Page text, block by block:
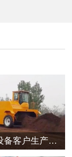
有机肥设备客户生产视频